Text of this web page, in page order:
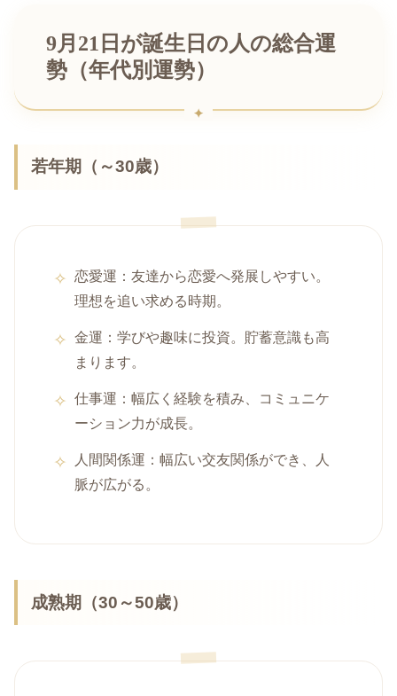
9月21日が誕生日の人の総合運
勢（年代別運勢）
若年期（～30歳）
恋愛運：友達から恋愛へ発展しやすい。
理想を追い求める時期。
金運：学びや趣味に投資。貯蓄意識も高
まります。
仕事運：幅広く経験を積み、コミュニケ
ーション力が成長。
人間関係運：幅広い交友関係ができ、人
脈が広がる。
成熟期（30～50歳）